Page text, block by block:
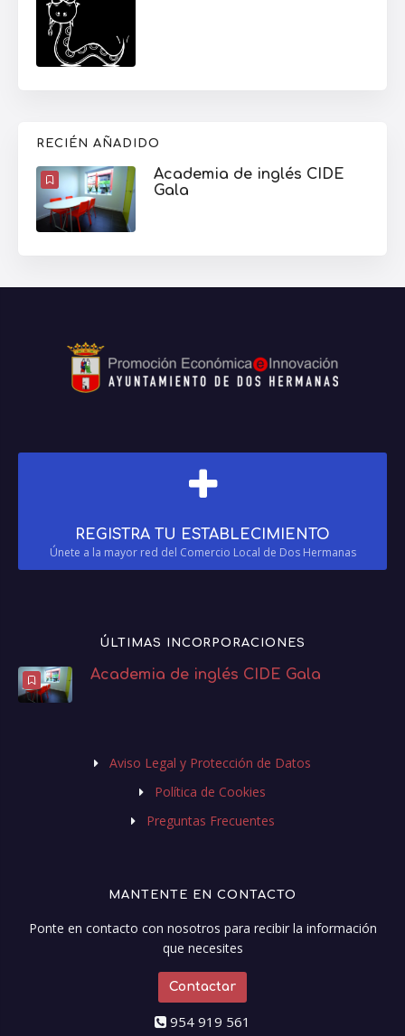
RECIÉN AÑADIDO
Academia de inglés CIDE
Gala
REGISTRA TU ESTABLECIMIENTO
Únete a la mayor red del Comercio Local de Dos Hermanas
ÚLTIMAS INCORPORACIONES
Academia de inglés CIDE Gala
Aviso Legal y Protección de Datos
Política de Cookies
Preguntas Frecuentes
MANTENTE EN CONTACTO
Ponte en contacto con nosotros para recibir la información
que necesites
Contactar
954 919 561